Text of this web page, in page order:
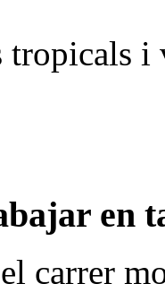
tropicals i
en
carrer